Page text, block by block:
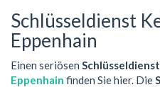
Schlüsseldienst
Eppenhain
Einen seriösen Schlüsseldienst
Eppenhain finden Sie hier. Die